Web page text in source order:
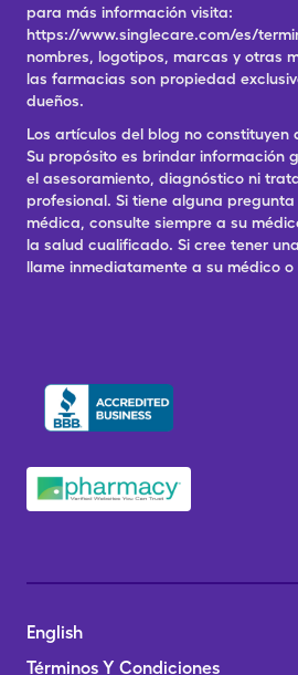
para más información visita:
https://www.singlecare.com/es/
nombres, logotipos, marcas y otras
las farmacias son propiedad
dueños.
Los artículos del blog no constituyen
Su propósito es brindar información
el asesoramiento, diagnóstico ni
profesional. Si tiene alguna
médica, consulte siempre a su
la salud cualificado. Si cree tener
llame inmediatamente a su médico o
English
Términos Y Condiciones